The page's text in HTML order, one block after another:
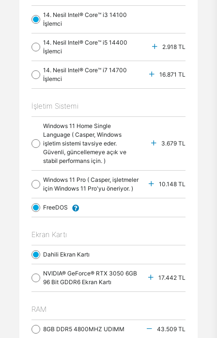
14. Nesil Intel® Core™ i3 14100
İşlemci
14. Nesil Intel® Core™ i5 14400
İşlemci
2.918 TL
14. Nesil Intel® Core™ i7 14700
İşlemci
16.871 TL
İşletim Sistemi
Windows 11 Home Single
Language ( Casper, Windows
işletim sistemi tavsiye eder.
Güvenli, güncellemeye açık ve
stabil performans için. )
3.679 TL
Windows 11 Pro ( Casper, işletmeler
için Windows 11 Pro'yu öneriyor. )
10.148 TL
FreeDOS
Ekran Kartı
Dahili Ekran Kartı
NVIDIA® GeForce® RTX 3050 6GB
96 Bit GDDR6 Ekran Kartı
17.442 TL
RAM
8GB DDR5 4800MHZ UDIMM 43.509 TL